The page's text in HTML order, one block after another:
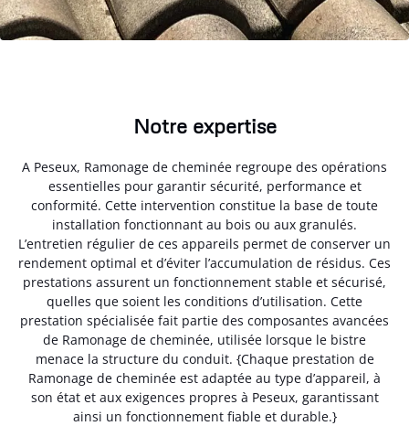
Notre expertise
A Peseux, Ramonage de cheminée regroupe des opérations
essentielles pour garantir sécurité, performance et
conformité. Cette intervention constitue la base de toute
installation fonctionnant au bois ou aux granulés.
L’entretien régulier de ces appareils permet de conserver un
rendement optimal et d’éviter l’accumulation de résidus. Ces
prestations assurent un fonctionnement stable et sécurisé,
quelles que soient les conditions d’utilisation. Cette
prestation spécialisée fait partie des composantes avancées
de Ramonage de cheminée, utilisée lorsque le bistre
menace la structure du conduit. {Chaque prestation de
Ramonage de cheminée est adaptée au type d’appareil, à
son état et aux exigences propres à Peseux, garantissant
ainsi un fonctionnement fiable et durable.}